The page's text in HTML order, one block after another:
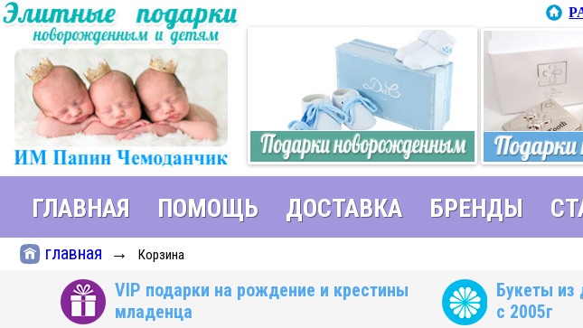
ГЛАВНАЯ ПОМОЩЬ ДОСТАВКА БРЕНДЫ
главная → Корзина
VIP подарки на рождение и крестины
младенца
Букеты
с 2005г